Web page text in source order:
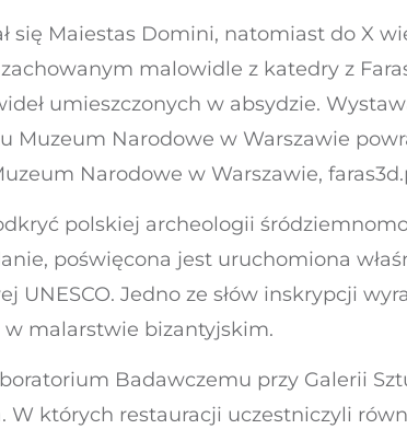
się Maiestas Domini, natomiast do X
malowidle z katedry z
umieszczonych w absydzie.
Muzeum Narodowe w Warszawie
Narodowe w Warszawie,
polskiej archeologii
poświęcona jest uruchomiona
Jedno ze słów inskrypcji
malarstwie bizantyjskim.
Badawczemu przy Galerii
W których restauracji uczestniczyli